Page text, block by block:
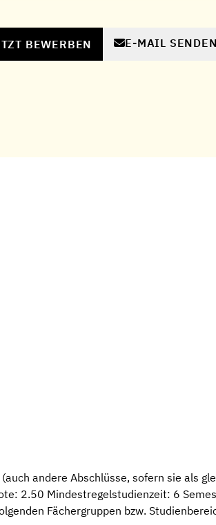
BEWERBEN E-MAIL SENDEN
andere Abschlüsse, sofern sie als
2.50 Mindestregelstudienzeit: 6
Fächergruppen bzw.